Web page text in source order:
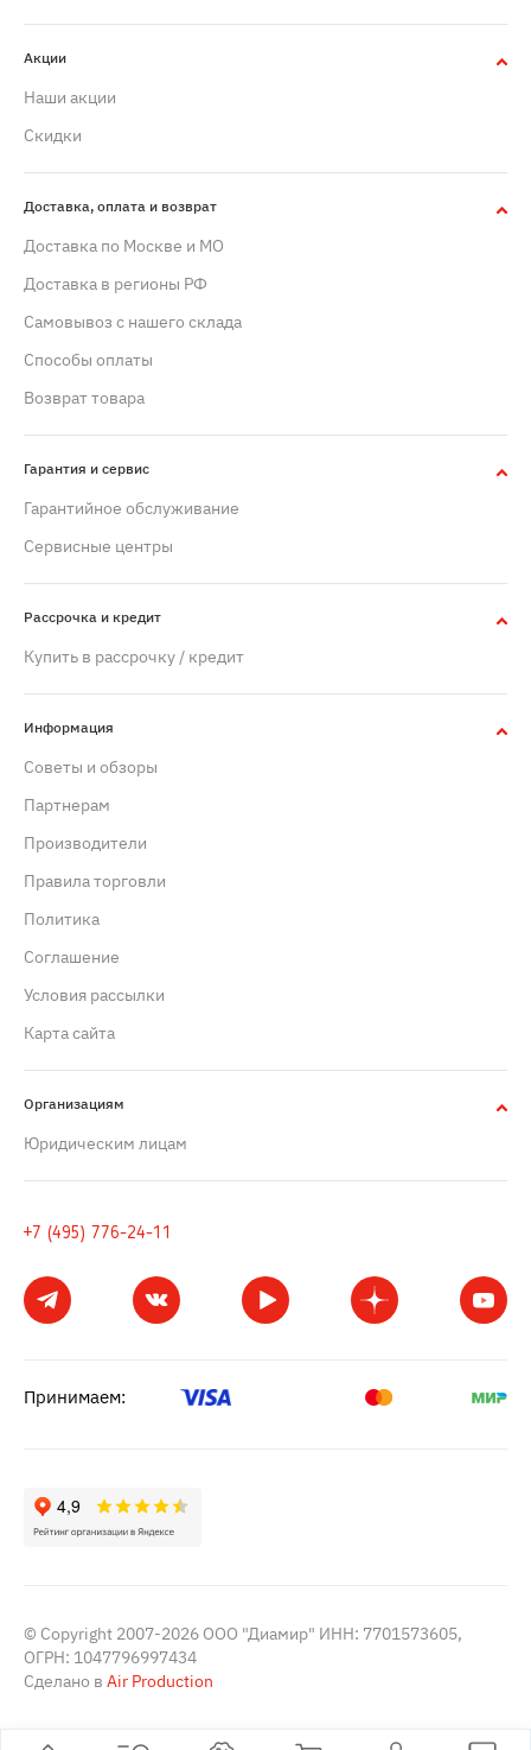
Акции
Наши акции
Скидки
Доставка, оплата и возврат
Доставка по Москве и МО
Доставка в регионы РФ
Самовывоз с нашего склада
Способы оплаты
Возврат товара
Гарантия и сервис
Гарантийное обслуживание
Сервисные центры
Рассрочка и кредит
Купить в рассрочку / кредит
Информация
Советы и обзоры
Партнерам
Производители
Правила торговли
Политика
Cоглашение
Условия рассылки
Карта сайта
Организациям
Юридическим лицам
+7 (495) 776-24-11
Принимаем:
© Copyright 2007-2026 ООО "Диамир" ИНН: 7701573605,
ОГРН: 1047796997434
Сделано в Air Production